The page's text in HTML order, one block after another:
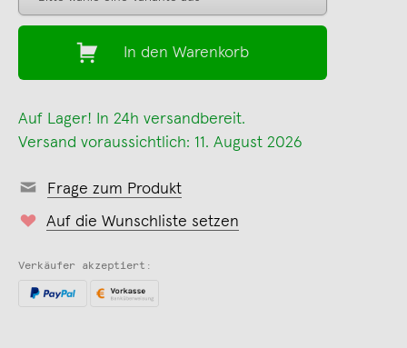
In den Warenkorb
Auf Lager! In 24h versandbereit.
Versand voraussichtlich: 11. August 2026
Frage zum Produkt
Auf die Wunschliste setzen
Verkäufer akzeptiert: